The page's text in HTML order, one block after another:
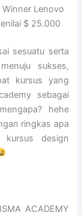
Lenovo
$ 25.000
sesuatu serta
sukses,
kursus yang
sebagai
hehe
ringkas apa
kursus design
ACADEMY